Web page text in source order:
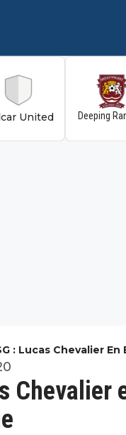
United Deeping
: Lucas Chevalier
Chevalier